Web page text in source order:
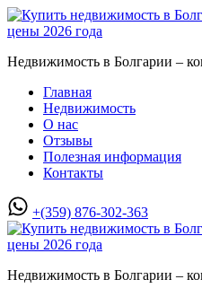
Недвижимость в Болгарии –
Главная
Недвижимость
О нас
Отзывы
Полезная информация
Контакты
+(359) 876-302-363
Недвижимость в Болгарии –